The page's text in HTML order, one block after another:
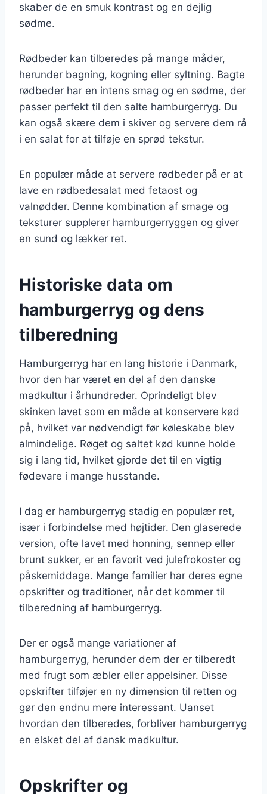
skaber de en smuk kontrast og en dejlig
sødme.
Rødbeder kan tilberedes på mange måder,
herunder bagning, kogning eller syltning. Bagte
rødbeder har en intens smag og en sødme, der
passer perfekt til den salte hamburgerryg. Du
kan også skære dem i skiver og servere dem rå
i en salat for at tilføje en sprød tekstur.
En populær måde at servere rødbeder på er at
lave en rødbedesalat med fetaost og
valnødder. Denne kombination af smage og
teksturer supplerer hamburgerryggen og giver
en sund og lækker ret.
Historiske data om
hamburgerryg og dens
tilberedning
Hamburgerryg har en lang historie i Danmark,
hvor den har været en del af den danske
madkultur i århundreder. Oprindeligt blev
skinken lavet som en måde at konservere kød
på, hvilket var nødvendigt før køleskabe blev
almindelige. Røget og saltet kød kunne holde
sig i lang tid, hvilket gjorde det til en vigtig
fødevare i mange husstande.
I dag er hamburgerryg stadig en populær ret,
især i forbindelse med højtider. Den glaserede
version, ofte lavet med honning, sennep eller
brunt sukker, er en favorit ved julefrokoster og
påskemiddage. Mange familier har deres egne
opskrifter og traditioner, når det kommer til
tilberedning af hamburgerryg.
Der er også mange variationer af
hamburgerryg, herunder dem der er tilberedt
med frugt som æbler eller appelsiner. Disse
opskrifter tilføjer en ny dimension til retten og
gør den endnu mere interessant. Uanset
hvordan den tilberedes, forbliver hamburgerryg
en elsket del af dansk madkultur.
Opskrifter og